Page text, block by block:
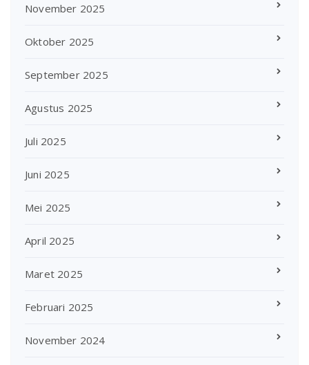
November 2025
Oktober 2025
September 2025
Agustus 2025
Juli 2025
Juni 2025
Mei 2025
April 2025
Maret 2025
Februari 2025
November 2024